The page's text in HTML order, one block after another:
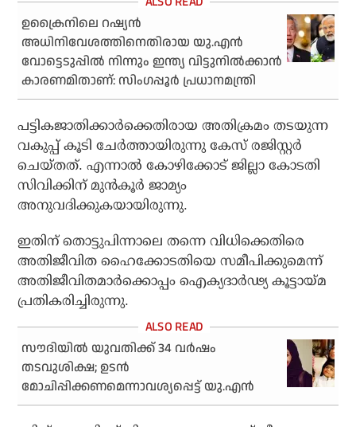
ഉക്രൈനിലെ റഷ്യന്‍
അധിനിവേശത്തിനെതിരായ യു.എന്‍
വോട്ടെടുപ്പില്‍ നിന്നും ഇന്ത്യ വിട്ടുനില്‍ക്കാന്‍
കാരണമിതാണ്: സിംഗപ്പൂര്‍ പ്രധാനമന്ത്രി
പട്ടികജാതിക്കാര്‍ക്കെതിരായ അതിക്രമം തടയുന്ന
വകുപ്പ് കൂടി ചേര്‍ത്തായിരുന്നു കേസ് രജിസ്റ്റര്‍
ചെയ്തത്. എന്നാല്‍ കോഴിക്കോട് ജില്ലാ കോടതി
സിവിക്കിന് മുന്‍കൂര്‍ ജാമ്യം
അനുവദിക്കുകയായിരുന്നു.
ഇതിന് തൊട്ടുപിന്നാലെ തന്നെ വിധിക്കെതിരെ
അതിജീവിത ഹൈക്കോടതിയെ സമീപിക്കുമെന്ന്
അതിജീവിതമാര്‍ക്കൊപ്പം ഐക്യദാര്‍ഢ്യ കൂട്ടായ്മ
പ്രതികരിച്ചിരുന്നു.
സൗദിയില്‍ യുവതിക്ക് 34 വര്‍ഷം
തടവുശിക്ഷ; ഉടന്‍
മോചിപ്പിക്കണമെന്നാവശ്യപ്പെട്ട് യു.എന്‍